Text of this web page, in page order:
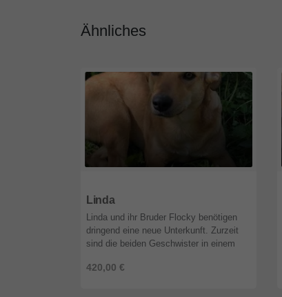
Ähnliches
Linda
420,00 €
Linda und ihr Bruder Flocky benötigen
dringend eine neue Unterkunft. Zurzeit
sind die beiden Geschwister in einem
Dort müssen sie aber weg, da ...